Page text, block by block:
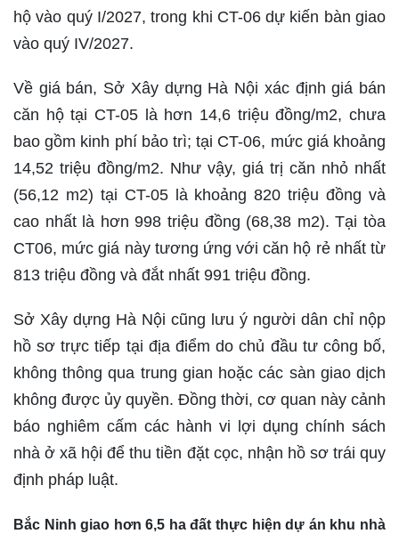
hộ vào quý I/2027, trong khi CT-06 dự kiến bàn giao
vào quý IV/2027.
Về giá bán, Sở Xây dựng Hà Nội xác định giá bán
căn hộ tại CT-05 là hơn 14,6 triệu đồng/m2, chưa
bao gồm kinh phí bảo trì; tại CT-06, mức giá khoảng
14,52 triệu đồng/m2. Như vậy, giá trị căn nhỏ nhất
(56,12 m2) tại CT-05 là khoảng 820 triệu đồng và
cao nhất là hơn 998 triệu đồng (68,38 m2). Tại tòa
CT06, mức giá này tương ứng với căn hộ rẻ nhất từ
813 triệu đồng và đắt nhất 991 triệu đồng.
Sở Xây dựng Hà Nội cũng lưu ý người dân chỉ nộp
hồ sơ trực tiếp tại địa điểm do chủ đầu tư công bố,
không thông qua trung gian hoặc các sàn giao dịch
không được ủy quyền. Đồng thời, cơ quan này cảnh
báo nghiêm cấm các hành vi lợi dụng chính sách
nhà ở xã hội để thu tiền đặt cọc, nhận hồ sơ trái quy
định pháp luật.
Bắc Ninh giao hơn 6,5 ha đất thực hiện dự án khu nhà